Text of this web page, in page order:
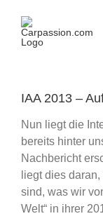
content
IAA 2013 –
Nun liegt die
bereits hinter
Nachbericht
liegt dies
sind, was wir
Welt“ in ihrer